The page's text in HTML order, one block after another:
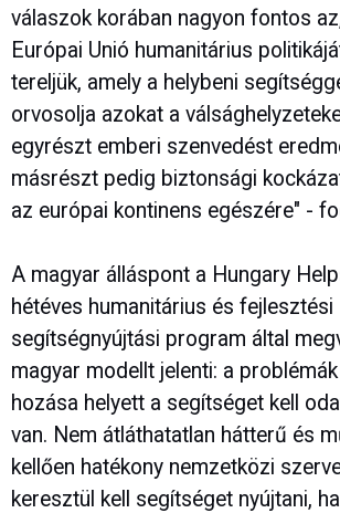
válaszok korában nagyon fontos
Európai Unió humanitárius
tereljük, amely a helybeni
orvosolja azokat a
egyrészt emberi szenvedést
másrészt pedig biztonsági
az európai kontinens egészére" -
A magyar álláspont a Hungary
hétéves humanitárius és fejlesztési
segítségnyújtási program által
magyar modellt jelenti: a
hozása helyett a segítséget kell
van. Nem átláthatatlan hátterű és
kellően hatékony nemzetközi
keresztül kell segítséget nyújtani,